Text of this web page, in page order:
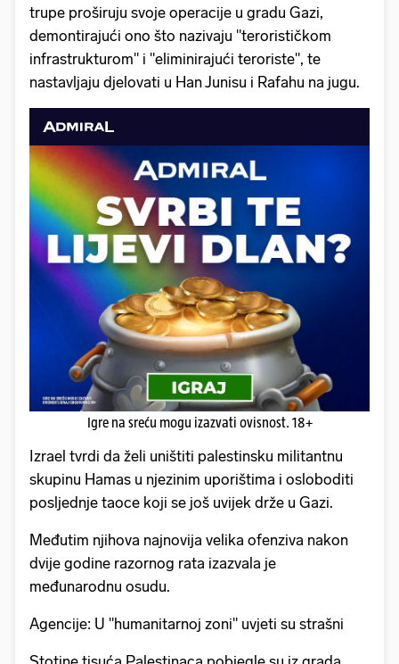
trupe proširuju svoje operacije u gradu Gazi,
demontirajući ono što nazivaju "terorističkom
infrastrukturom" i "eliminirajući teroriste", te
nastavljaju djelovati u Han Junisu i Rafahu na jugu.
Igre na sreću mogu izazvati ovisnost. 18+
Izrael tvrdi da želi uništiti palestinsku militantnu
skupinu Hamas u njezinim uporištima i osloboditi
posljednje taoce koji se još uvijek drže u Gazi.
Međutim njihova najnovija velika ofenziva nakon
dvije godine razornog rata izazvala je
međunarodnu osudu.
Agencije: U "humanitarnoj zoni" uvjeti su strašni